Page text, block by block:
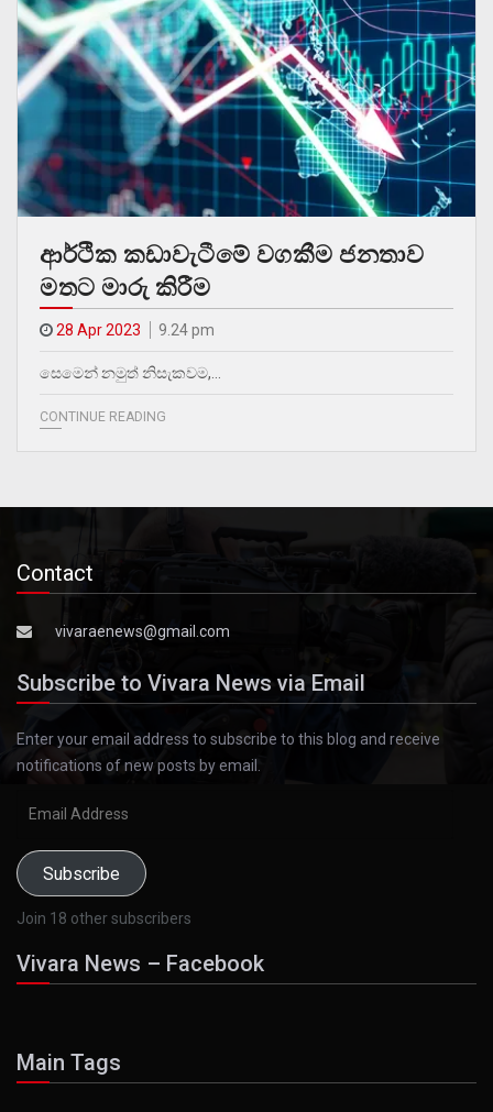
ආර්ථික කඩාවැටීමේ වගකීම ජනතාව
මතට මාරු කිරීම
28 Apr 2023 9.24 pm
සෙමෙන් නමුත් නිසැකවම,…
CONTINUE READING
Contact
vivaraenews@gmail.com
Subscribe to Vivara News via Email
Enter your email address to subscribe to this blog and receive
notifications of new posts by email.
Subscribe
Join 18 other subscribers
Vivara News – Facebook
Main Tags